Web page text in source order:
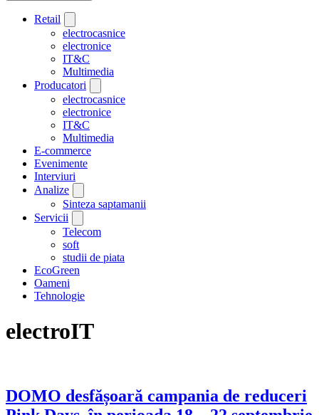
Retail
electrocasnice
electronice
IT&C
Multimedia
Producatori
electrocasnice
electronice
IT&C
Multimedia
E-commerce
Evenimente
Interviuri
Analize
Sinteza saptamanii
Servicii
Telecom
soft
studii de piata
EcoGreen
Oameni
Tehnologie
electroIT
DOMO desfășoară campania de reduceri